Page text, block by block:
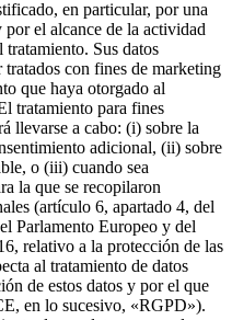
en particular, por una
el alcance de la actividad
Sus datos
tratados con fines de marketing
que haya otorgado al
tratamiento para fines
llevarse a cabo: (i) sobre la
adicional, (ii) sobre
o (iii) cuando sea
la que se recopilaron
(artículo 6, apartado 4, del
Parlamento Europeo y del
relativo a la protección de las
al tratamiento de datos
de estos datos y por el que
en lo sucesivo, «RGPD»).